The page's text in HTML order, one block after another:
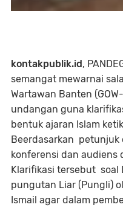
kontakpublik.id,
semangat mewarnai
Wartawan Banten
undangan guna
bentuk ajaran Islam
Beerdasarkan petunjuk
konferensi dan audiens
Klarifikasi tersebut soal
pungutan Liar (Pungli)
Ismail agar dalam